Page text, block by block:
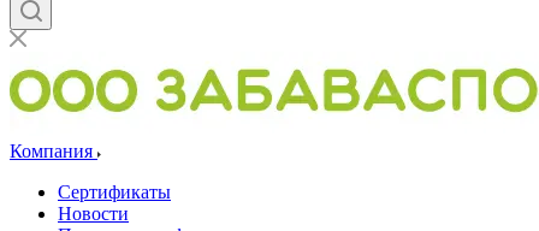
Компания
Сертификаты
Новости